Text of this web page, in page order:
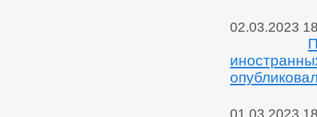
02.03.2023
01.03.2023